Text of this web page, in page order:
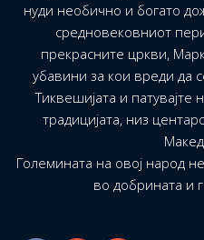
нуди необично и богато
средновековниот
прекрасните цркви,
убавини за кои вреди да
Тиквешијата и патувајте
традицијата, низ
Големината на овој народ
во добрината и